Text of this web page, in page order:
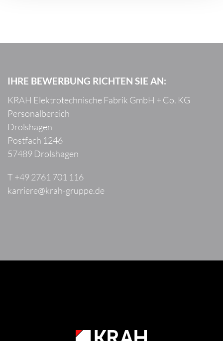
IHRE BEWERBUNG RICHTEN SIE AN:
KRAH Elektrotechnische Fabrik GmbH + Co. KG
Personalbereich
Drolshagen
Postfach 1246
57489 Drolshagen
T +49 2761 701 116
karriere@krah-gruppe.de